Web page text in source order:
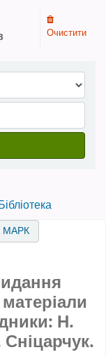
каталог
Очистити
МАРК
Н.